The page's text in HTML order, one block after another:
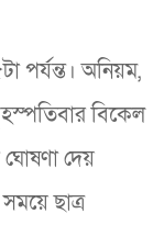
পর্যন্ত। অনিয়ম,
বিকেল
ঘোষণা দেয়
ছাত্র